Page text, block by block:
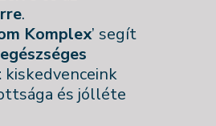
.
Komplex’ segít
egészséges
kiskedvenceink
és jólléte